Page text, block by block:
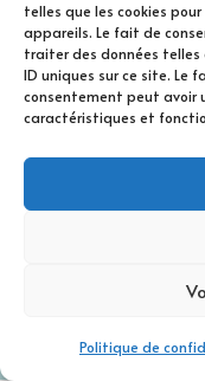
telles que les cookies
appareils. Le fait de
traiter des données
ID uniques sur ce site. Le
consentement peut avoir
caractéristiques et
Politique de
E-mail